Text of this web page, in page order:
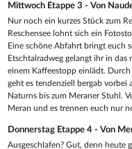
Mittwoch Etappe 3 - Von
Nur noch ein kurzes Stück zum
Reschensee lohnt sich ein
Eine schöne Abfahrt bringt euch
Etschtalradweg gelangt ihr in
einem Kaffeestopp einlädt.
geht es tendenziell bergab vorbei
Naturns bis zum Meraner Stuhl.
Meran und es trennen euch nur
Donnerstag Etappe 4 - Von
Ausgeschlafen? Gut, denn heute